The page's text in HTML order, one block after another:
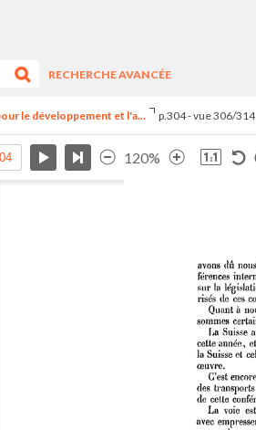
RECHERCHE AVANCÉE
le développement et l'a... p.304 - vue 306/314
120%